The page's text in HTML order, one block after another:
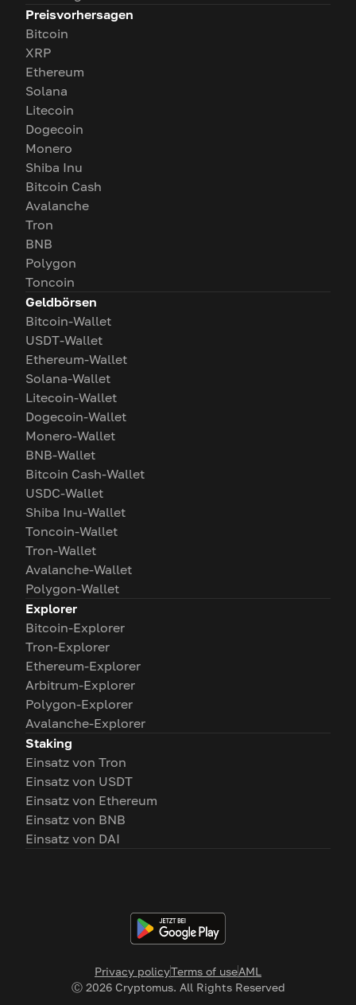
Privacy policyTerms of useAML
Ⓒ 2026Cryptomus. All Rights Reserved
Preisvorhersagen
Bitcoin
XRP
Ethereum
Solana
Litecoin
Dogecoin
Monero
Shiba Inu
Bitcoin Cash
Avalanche
Tron
BNB
Polygon
Toncoin
Geldbörsen
Bitcoin-Wallet
USDT-Wallet
Ethereum-Wallet
Solana-Wallet
Litecoin-Wallet
Dogecoin-Wallet
Monero-Wallet
BNB-Wallet
Bitcoin Cash-Wallet
USDC-Wallet
Shiba Inu-Wallet
Toncoin-Wallet
Tron-Wallet
Avalanche-Wallet
Polygon-Wallet
Explorer
Bitcoin-Explorer
Tron-Explorer
Ethereum-Explorer
Arbitrum-Explorer
Polygon-Explorer
Avalanche-Explorer
Staking
Einsatz von Tron
Einsatz von USDT
Einsatz von Ethereum
Einsatz von BNB
Einsatz von DAI